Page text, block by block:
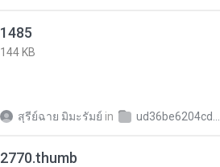
1485
144 KB
สุรีย์ฉาย มิมะรัมย์ in ud36be6204cd2dec4c384d852796bbdc5
2770.thumb